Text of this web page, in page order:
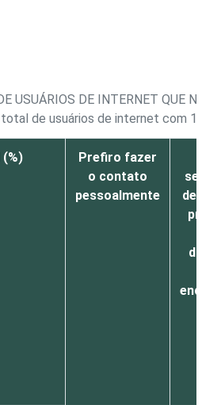
USUÁRIOS DE INTERNET QUE
de usuários de internet com 16
Prefiro fazer
o contato
pessoalmente
de